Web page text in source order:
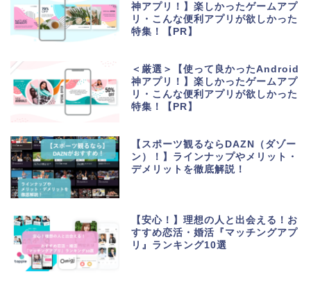
神アプリ！】楽しかったゲームアプ
リ・こんな便利アプリが欲しかった
特集！【PR】
＜厳選＞【使って良かったAndroid
神アプリ！】楽しかったゲームアプ
リ・こんな便利アプリが欲しかった
特集！【PR】
【スポーツ観るならDAZN（ダゾー
ン）！】ラインナップやメリット・
デメリットを徹底解説！
【安心！】理想の人と出会える！お
すすめ恋活・婚活『マッチングアプ
リ』ランキング10選
生活便利アプリ・ゲーム
アプリ
ポイントサイト・お小遣